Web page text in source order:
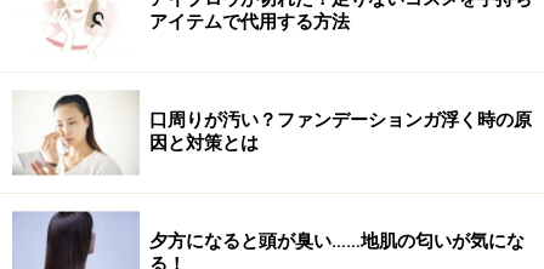
アイテムで代用する方法
口周りが汚い？ファンデーションガ浮く時の原
因と対策とは
夕方になると頭が臭い……地肌の匂いが気にな
る！